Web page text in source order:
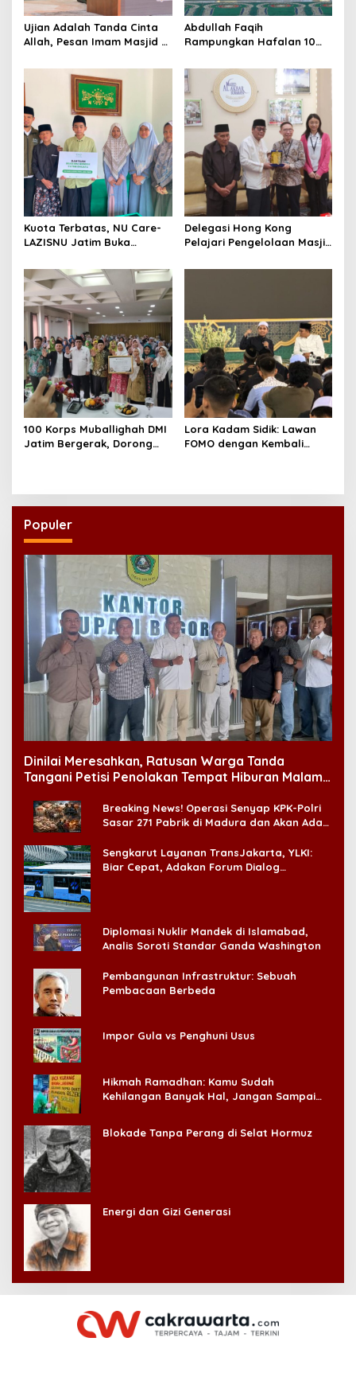
o
n
Ujian Adalah Tanda Cinta
Allah, Pesan Imam Masjid Al
Abdullah Faqih
Rampungkan Hafalan 10
Tahfidz
Kuota Terbatas, NU Care-
LAZISNU Jatim Buka
Delegasi Hong Kong
Pelajari Pengelolaan Masjid
100 Korps Muballighah DMI
Jatim Bergerak, Dorong
Lora Kadam Sidik: Lawan
FOMO dengan Kembali
Populer
Dinilai Meresahkan, Ratusan Warga Tanda
Tangani Petisi Penolakan Tempat Hiburan Malam
Breaking News! Operasi Senyap KPK-Polri
Sasar 271 Pabrik di Madura dan Akan Ada
Sengkarut Layanan TransJakarta, YLKI:
Biar Cepat, Adakan Forum Dialog
Diplomasi Nuklir Mandek di Islamabad,
Analis Soroti Standar Ganda Washington
Pembangunan Infrastruktur: Sebuah
Pembacaan Berbeda
Impor Gula vs Penghuni Usus
Hikmah Ramadhan: Kamu Sudah
Kehilangan Banyak Hal, Jangan Sampai
Blokade Tanpa Perang di Selat Hormuz
Energi dan Gizi Generasi